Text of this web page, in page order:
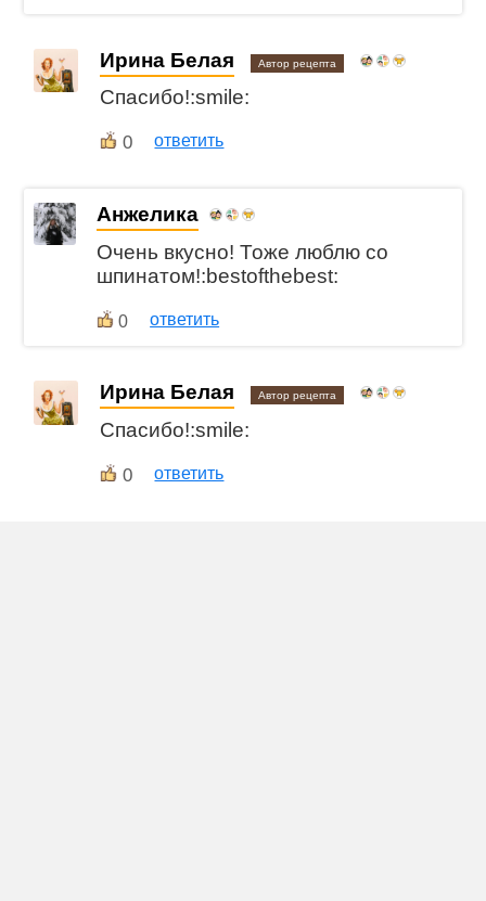
Ирина Белая Автор рецепта
Спасибо!:smile:
0 ответить
Анжелика
Очень вкусно! Тоже люблю со
шпинатом!:bestofthebest:
0 ответить
Ирина Белая Автор рецепта
Спасибо!:smile:
0 ответить